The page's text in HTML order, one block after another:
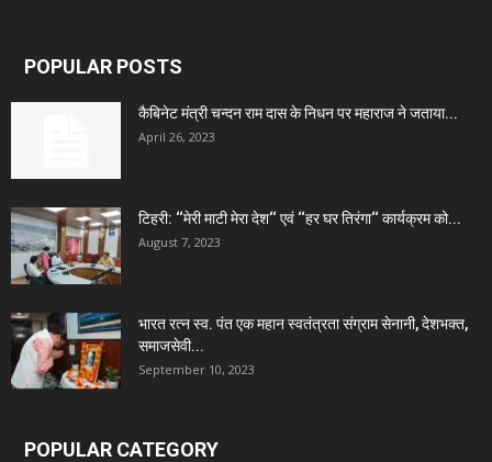
POPULAR POSTS
कैबिनेट मंत्री चन्दन राम दास के निधन पर महाराज ने जताया...
April 26, 2023
टिहरी: ‘‘मेरी माटी मेरा देश‘‘ एवं ‘‘हर घर तिरंगा‘‘ कार्यक्रम को...
August 7, 2023
भारत रत्न स्व. पंत एक महान स्वतंत्रता संग्राम सेनानी, देशभक्त,
समाजसेवी...
September 10, 2023
POPULAR CATEGORY